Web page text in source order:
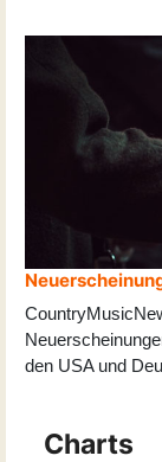
den USA und
Charts